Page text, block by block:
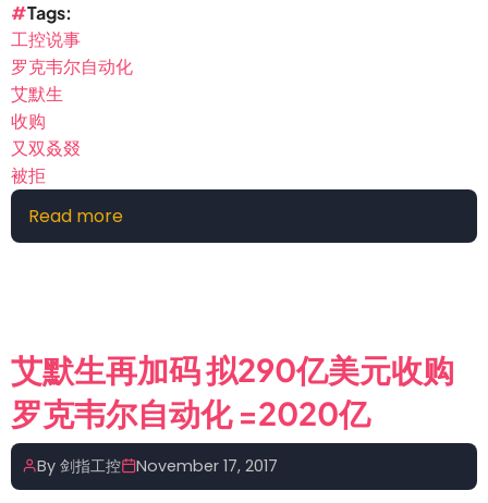
Tags
工控说事
罗克韦尔自动化
艾默生
收购
又双叒叕
被拒
Read more
艾
双
叒
叕
被
拒
了
艾默生再加码 拟290亿美元收购
罗克韦尔自动化 =2020亿
By 剑指工控 November 17, 2017